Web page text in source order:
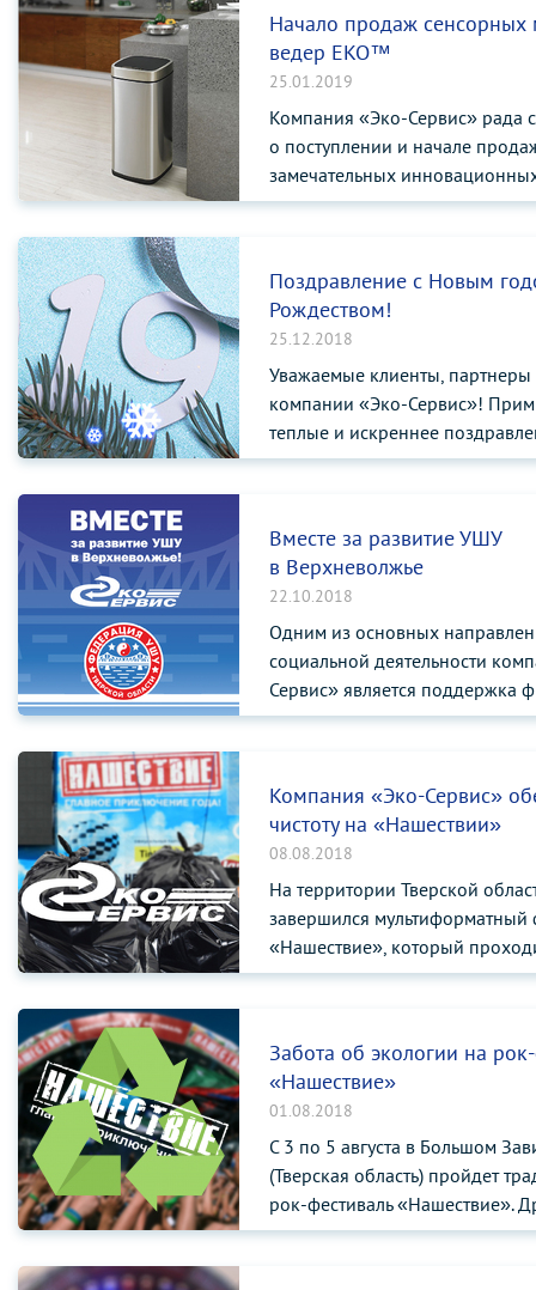
Начало продаж сенсорных
ведер EKO™
25.01.2019
Компания «Эко-Сервис» рада
о поступлении и начале
замечательных
EKO™ – ведущего ...
Поздравление с Новым
Рождеством!
25.12.2018
Уважаемые клиенты, партнеры
компании «Эко-Сервис»!
теплые и искреннее
Вместе за развитие УШУ
в Верхневолжье
22.10.2018
Одним из основных
социальной деятельности
Сервис» является поддержка
спорта, спо...
Компания «Эко-Сервис»
чистоту на «Нашествии»
08.08.2018
На территории Тверской
завершился мультиформатный
«Нашествие», который
августа. Глав...
Забота об экологии на
«Нашествие»
01.08.2018
С 3 по 5 августа в Большом
(Тверская область) пройдет
рок-фестиваль «Нашествие».
команд...